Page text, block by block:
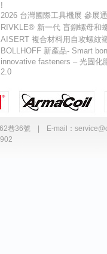
!
2026 台灣國際工具機展 參展
RIVKLE® 新一代 盲鉚螺母和
AISERT 複合材料用自攻螺紋
BOLLHOFF 新產品- Smart
innovative fasteners – 光固化
2.0